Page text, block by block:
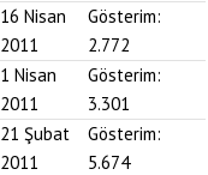
16 Nisan
2011
Gösterim:
2.772
1 Nisan
2011
Gösterim:
3.301
21 Şubat
2011
Gösterim:
5.674